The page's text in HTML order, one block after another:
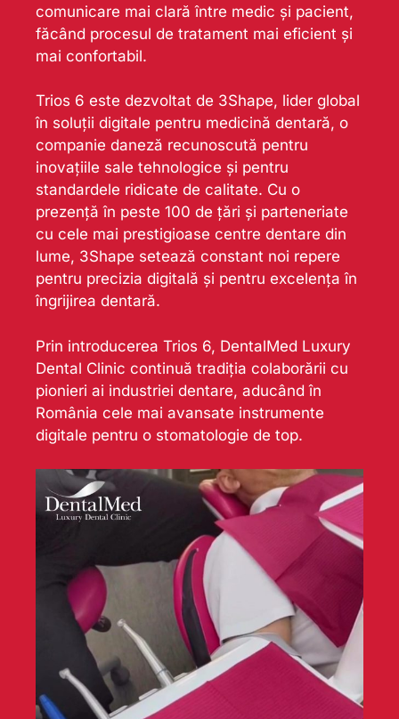
comunicare mai clară între medic și pacient,
făcând procesul de tratament mai eficient și
mai confortabil.
Trios 6 este dezvoltat de 3Shape, lider global
în soluții digitale pentru medicină dentară, o
companie daneză recunoscută pentru
inovațiile sale tehnologice și pentru
standardele ridicate de calitate. Cu o
prezență în peste 100 de țări și parteneriate
cu cele mai prestigioase centre dentare din
lume, 3Shape setează constant noi repere
pentru precizia digitală și pentru excelența în
îngrijirea dentară.
Prin introducerea Trios 6, DentalMed Luxury
Dental Clinic continuă tradiția colaborării cu
pionieri ai industriei dentare, aducând în
România cele mai avansate instrumente
digitale pentru o stomatologie de top.